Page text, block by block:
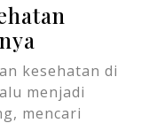
kesehatan di
menjadi
mencari